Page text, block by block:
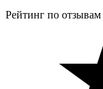
Рейтинг по отзывам